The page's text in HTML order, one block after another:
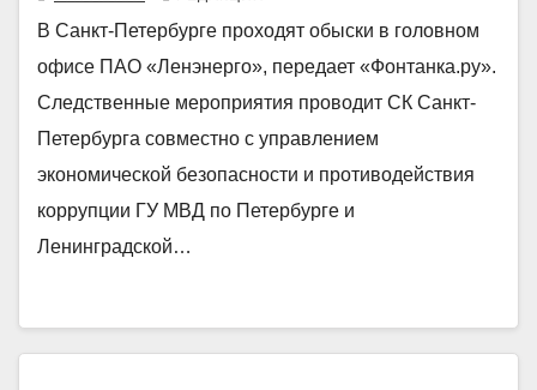
В Санкт-Петербурге проходят обыски в головном
офисе ПАО «Ленэнерго», передает «Фонтанка.ру».
Следственные мероприятия проводит СК Санкт-
Петербурга совместно с управлением
экономической безопасности и противодействия
коррупции ГУ МВД по Петербурге и
Ленинградской…